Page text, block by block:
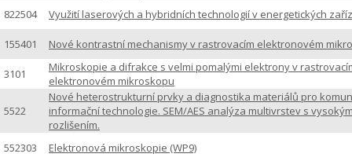
822504
Využití laserových a hybridních technologií v energetických
155401 Nové kontrastní mechanismy v rastrovacím elektronovém
3101
Mikroskopie a difrakce s velmi pomalými elektrony v
elektronovém mikroskopu
5522
Nové heterostrukturní prvky a diagnostika materiálů pro
informační technologie. SEM/AES analýza multivrstev s
rozlišením.
552303
Elektronová mikroskopie (WP9)